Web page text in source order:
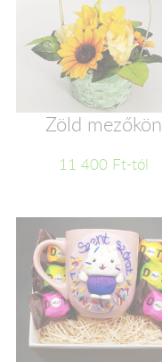
Zöld mezőkön
11 400 Ft-tól